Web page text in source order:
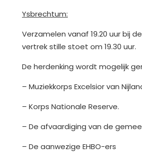
Ysbrechtum:
Verzamelen vanaf 19.20 uur bij
vertrek stille stoet om 19.30 uur.
De herdenking wordt mogelijk
– Muziekkorps Excelsior van
– Korps Nationale Reserve.
– De afvaardiging van de
– De aanwezige EHBO-ers